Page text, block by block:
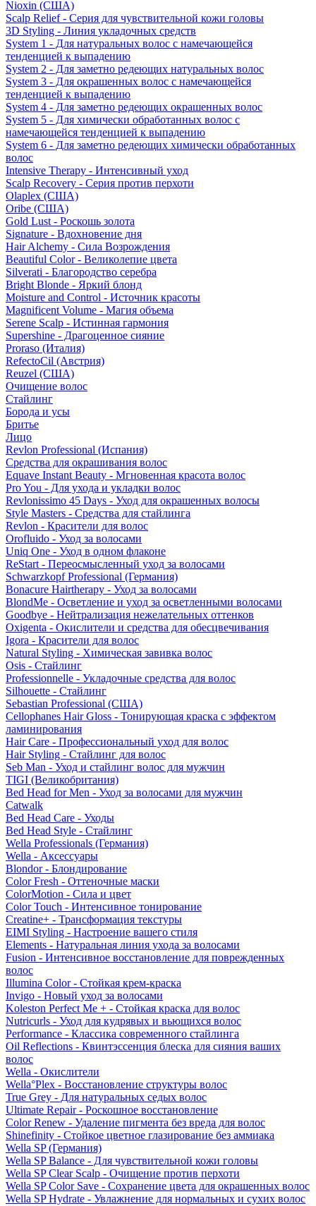
Nioxin (США)
Scalp Relief - Серия для чувствительной кожи головы
3D Styling - Линия укладочных средств
System 1 - Для натуральных волос с намечающейся
тенденцией к выпадению
System 2 - Для заметно редеющих натуральных волос
System 3 - Для окрашенных волос с намечающейся
тенденцией к выпадению
System 4 - Для заметно редеющих окрашенных волос
System 5 - Для химически обработанных волос с
намечающейся тенденцией к выпадению
System 6 - Для заметно редеющих химически обработанных
волос
Intensive Therapy - Интенсивный уход
Scalp Recovery - Серия против перхоти
Olaplex (США)
Oribe (США)
Gold Lust - Роскошь золота
Signature - Вдохновение дня
Hair Alchemy - Сила Возрождения
Beautiful Color - Великолепие цвета
Silverati - Благородство серебра
Bright Blonde - Яркий блонд
Moisture and Control - Источник красоты
Magnificent Volume - Магия объема
Serene Scalp - Истинная гармония
Supershine - Драгоценное сияние
Proraso (Италия)
RefectoCil (Австрия)
Reuzel (США)
Очищение волос
Стайлинг
Борода и усы
Бритье
Лицо
Revlon Professional (Испания)
Средства для окрашивания волос
Equave Instant Beauty - Мгновенная красота волос
Pro You - Для ухода и укладки волос
Revlonissimo 45 Days - Уход для окрашенных волосы
Style Masters - Средства для стайлинга
Revlon - Красители для волос
Orofluido - Уход за волосами
Uniq One - Уход в одном флаконе
ReStart - Переосмысленный уход за волосами
Schwarzkopf Professional (Германия)
Bonacure Hairtherapy - Уход за волосами
BlondMe - Осветление и уход за осветленными волосами
Goodbye - Нейтрализация нежелательных оттенков
Oxigenta - Окислители и средства для обесцвечивания
Igora - Красители для волос
Natural Styling - Химическая завивка волос
Osis - Стайлинг
Professionnelle - Укладочные средства для волос
Silhouette - Стайлинг
Sebastian Professional (США)
Cellophanes Hair Gloss - Тонирующая краска с эффектом
ламинирования
Hair Care - Профессиональный уход для волос
Hair Styling - Стайлинг для волос
Seb Man - Уход и стайлинг волос для мужчин
TIGI (Великобритания)
Bed Head for Men - Уход за волосами для мужчин
Catwalk
Bed Head Care - Уходы
Bed Head Style - Стайлинг
Wella Professionals (Германия)
Wella - Аксессуары
Blondor - Блондирование
Color Fresh - Оттеночные маски
ColorMotion - Сила и цвет
Color Touch - Интенсивное тонирование
Creatine+ - Трансформация текстуры
EIMI Styling - Настроение вашего стиля
Elements - Натуральная линия ухода за волосами
Fusion - Интенсивное восстановление для поврежденных
волос
Illumina Color - Стойкая крем-краска
Invigo - Новый уход за волосами
Koleston Perfect Me + - Стойкая краска для волос
Nutricurls - Уход для кудрявых и вьющихся волос
Performance - Классика современного стайлинга
Oil Reflections - Квинтэссенция блеска для сияния ваших
волос
Wella - Окислители
Wella°Plex - Восстановление структуры волос
True Grey - Для натуральных седых волос
Ultimate Repair - Роскошное восстановление
Color Renew - Удаление пигмента без вреда для волос
Shinefinity - Стойкое цветное глазирование без аммиака
Wella SP (Германия)
Wella SP Balance - Для чувствительной кожи головы
Wella SP Clear Scalp - Очищение против перхоти
Wella SP Color Save - Сохранение цвета для окрашенных волос
Wella SP Hydrate - Увлажнение для нормальных и сухих волос